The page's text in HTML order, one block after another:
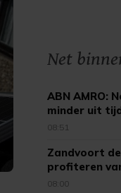
Net
ABN AMRO:
minder uit
08:51
Zandvoort
profiteren
F1
08:00